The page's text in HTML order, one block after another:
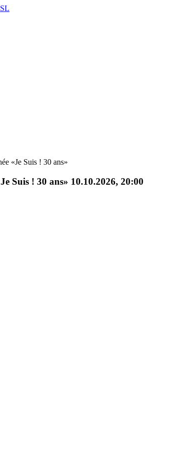
«Je Suis ! 30 ans»
Suis ! 30 ans» 10.10.2026, 20:00